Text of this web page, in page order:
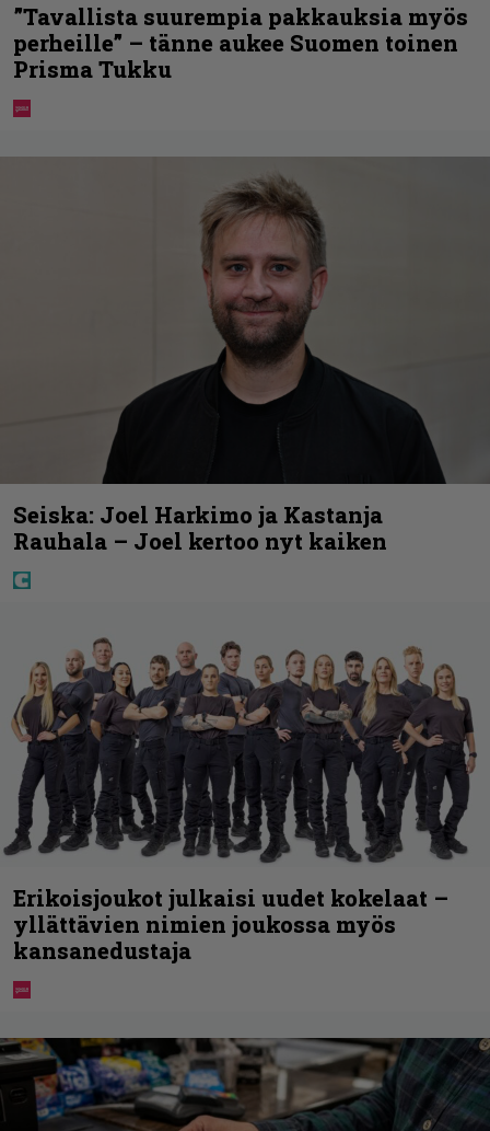
”Tavallista suurempia pakkauksia myös
perheille” – tänne aukee Suomen toinen
Prisma Tukku
Seiska: Joel Harkimo ja Kastanja
Rauhala – Joel kertoo nyt kaiken
Erikoisjoukot julkaisi uudet kokelaat –
yllättävien nimien joukossa myös
kansanedustaja